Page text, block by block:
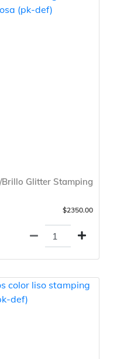
Glitter Stamping
$2350.00